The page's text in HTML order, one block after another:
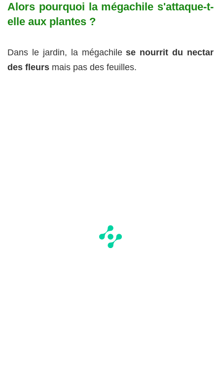
Alors pourquoi la mégachile s'attaque-t-
elle aux plantes ?
Dans le jardin, la mégachilese nourrit du nectar
des fleurs mais pas des feuilles.